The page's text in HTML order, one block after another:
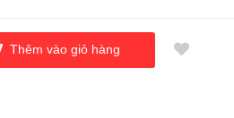
Thêm vào giỏ hàng